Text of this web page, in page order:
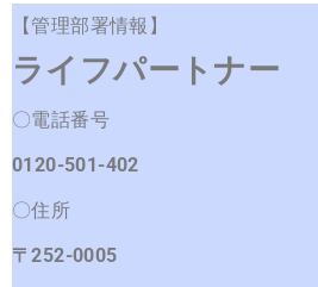
【管理部署情報】
ライフパートナー
〇電話番号
0120-501-402
〇住所
〒252-0005